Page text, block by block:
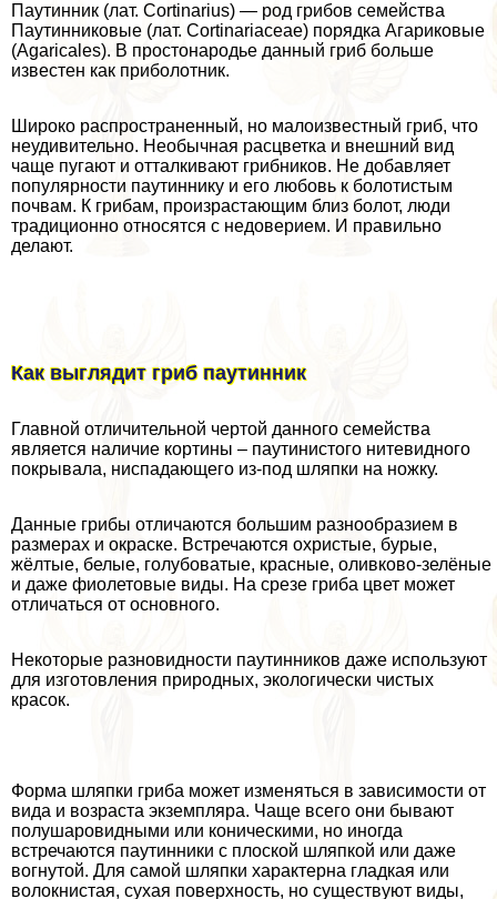
Паутинник (лат. Cortinarius) — род грибов семейства
Паутинниковые (лат. Cortinariaceae) порядка Агариковые
(Agaricales). В простонародье данный гриб больше
известен как приболотник.
Широко распространенный, но малоизвестный гриб, что
неудивительно. Необычная расцветка и внешний вид
чаще пугают и отталкивают грибников. Не добавляет
популярности паутиннику и его любовь к болотистым
почвам. К грибам, произрастающим близ болот, люди
традиционно относятся с недоверием. И правильно
делают.
Как выглядит гриб паутинник
Главной отличительной чертой данного семейства
является наличие кортины – паутинистого нитевидного
покрывала, ниспадающего из-под шляпки на ножку.
Данные грибы отличаются большим разнообразием в
размерах и окраске. Встречаются охристые, бурые,
жёлтые, белые, гoлyбоватые, красные, оливково-зелёные
и даже фиолетовые виды. На срезе гриба цвет может
отличаться от основного.
Некоторые разновидности паутинников даже используют
для изготовления природных, экологически чистых
красок.
Форма шляпки гриба может изменяться в зависимости от
вида и возраста экземпляра. Чаще всего они бывают
полушаровидными или коническими, но иногда
встречаются паутинники с плоской шляпкой или даже
вогнутой. Для самой шляпки хаpaктерна гладкая или
волокнистая, сухая поверхность, но существуют виды,